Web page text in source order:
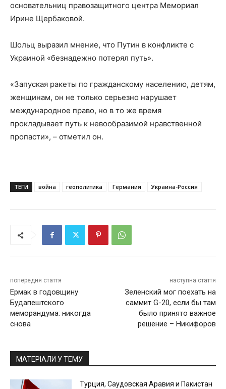
основательниц правозащитного центра Мемориал
Ирине Щербаковой.
Шольц выразил мнение, что Путин в конфликте с
Украиной «безнадежно потерял путь».
«Запуская ракеты по гражданскому населению, детям,
женщинам, он не только серьезно нарушает
международное право, но в то же время
прокладывает путь к невообразимой нравственной
пропасти», – отметил он.
ТЕГИ война геополитика Германия Украина-Россия
попередня стаття
Ермак в годовщину
Будапештского
меморандума: никогда
снова
наступна стаття
Зеленский мог поехать на
саммит G-20, если бы там
было принято важное
решение – Никифоров
МАТЕРІАЛИ У ТЕМУ
Турция, Саудовская Аравия и Пакистан